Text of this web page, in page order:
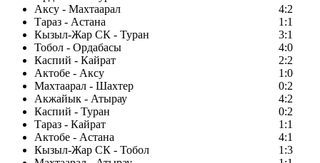
Аксу - Махтаарал
4:2
Тараз - Астана
1:1
Кызыл-Жар СК - Туран
3:1
Тобол - Ордабасы
4:0
Каспий - Кайрат
2:2
Актобе - Аксу
1:0
Махтаарал - Шахтер
0:2
Акжайык - Атырау
4:2
Каспий - Туран
0:2
Тараз - Кайрат
1:1
Актобе - Астана
4:1
Кызыл-Жар СК - Тобол
1:3